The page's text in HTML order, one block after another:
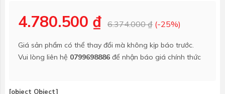
4.780.500 ₫ 6.374.000 ₫ (-25%)
Giá sản phẩm có thể thay đổi mà không kịp báo trước.
Vui lòng liên hệ 0799698886 để nhận báo giá chính thức
[object Object]